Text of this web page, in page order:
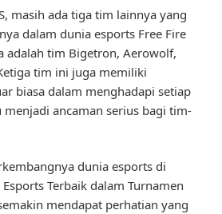
masih ada tiga tim lainnya yang
dalam dunia esports Free Fire
adalah tim Bigetron, Aerowolf,
tim ini juga memiliki
biasa dalam menghadapi setiap
menjadi ancaman serius bagi tim-
dunia esports di
Terbaik dalam Turnamen
mendapat perhatian yang